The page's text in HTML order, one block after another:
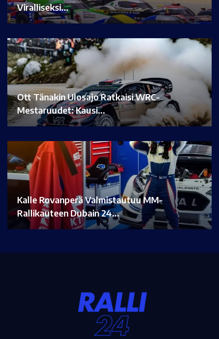
Viralliseksi…
Ott Tänakin Ulosajo Ratkaisi WRC-
Mestaruudet: Kausi…
Kalle Rovanperä Valmistautuu MM-
Rallikauteen Dubain 24…